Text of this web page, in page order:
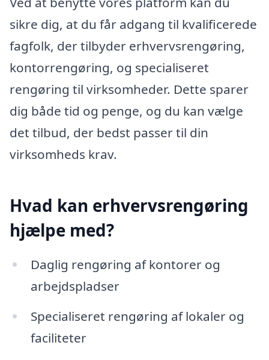
sikre dig, at du får adgang til kvalificerede
fagfolk, der tilbyder erhvervsrengøring,
kontorrengøring, og specialiseret
rengøring til virksomheder. Dette sparer
dig både tid og penge, og du kan vælge
det tilbud, der bedst passer til din
virksomheds krav.
Hvad kan erhvervsrengøring
hjælpe med?
Daglig rengøring af kontorer og
arbejdspladser
Specialiseret rengøring af lokaler og
faciliteter